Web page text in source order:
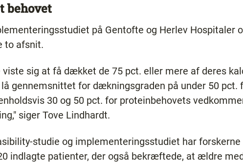
behovet
på Gentofte og Herlev Hospitaler
to afsnit.
sig at få dækket de 75 pct. eller mere af deres
gennemsnittet for dækningsgraden på under 50 pct.
30 og 50 pct. for proteinbehovets
siger Tove Lindhardt.
studie og implementeringsstudiet har
indlagte patienter, der også bekræftede, at ældre